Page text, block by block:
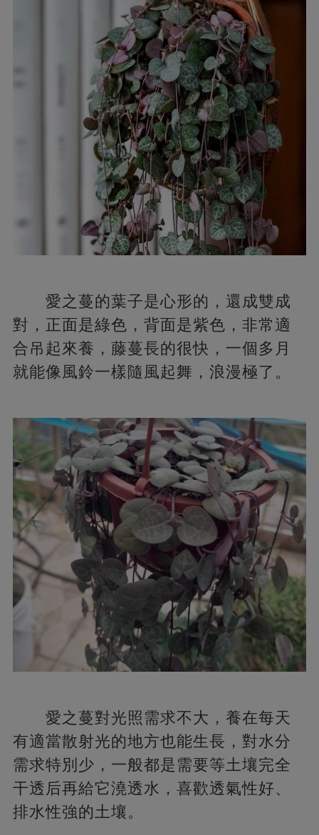
愛之蔓的葉子是心形的，還成雙成
對，正面是綠色，背面是紫色，非常適
合吊起來養，藤蔓長的很快，一個多月
就能像風鈴一樣隨風起舞，浪漫極了。
愛之蔓對光照需求不大，養在每天
有適當散射光的地方也能生長，對水分
需求特別少，一般都是需要等土壤完全
干透后再給它澆透水，喜歡透氣性好、
排水性強的土壤。